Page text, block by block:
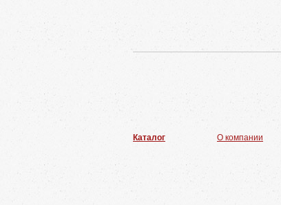
Каталог О компании